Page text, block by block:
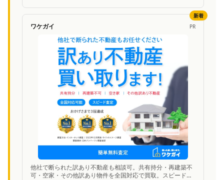
ワケガイ PR
他社で断られた訳あり不動産も相談可。共有持分・再建築不
可・空家・その他訳あり物件を全国対応で買取。スピード査
新着